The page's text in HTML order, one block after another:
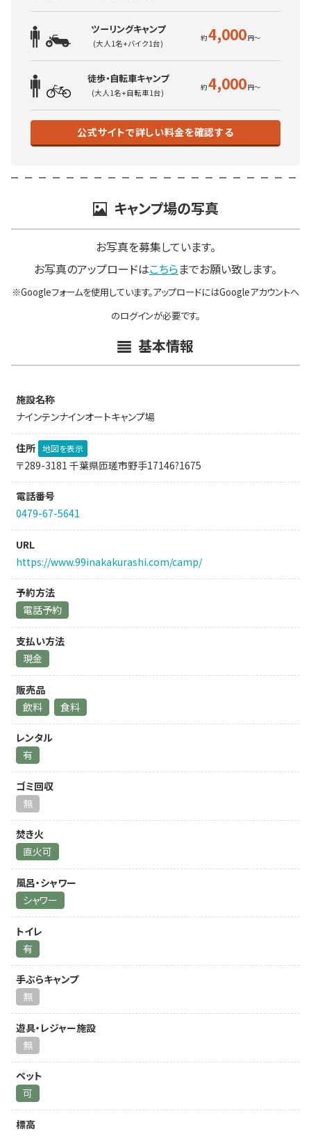
ツーリングキャンプ
(大人1名+バイク1台) 4,000
徒歩・自転車キャンプ
(大人1名+自転車1台) 4,000
公式サイトで詳しい料金を確認する
キャンプ場の写真
お写真を募集しています。
お写真のアップロードはこちらまでお願い致します。
※Googleフォームを使用しています。アップロードにはGoogleアカウントへ
のログインが必要です。
基本情報
施設名称
ナインテンナインオートキャンプ場
住所 地図を表示
〒289-3181 千葉県匝瑳市野手17146?1675
電話番号
0479-67-5641
URL
https://www.99inakakurashi.com/camp/
予約方法
電話予約
支払い方法
現金
販売品
飲料
食料
レンタル
有
ゴミ回収
無
焚き火
直火可
風呂・シャワー
シャワー
トイレ
有
手ぶらキャンプ
無
遊具・レジャー施設
無
ペット
可
標高